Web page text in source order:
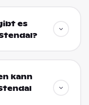
es
kann